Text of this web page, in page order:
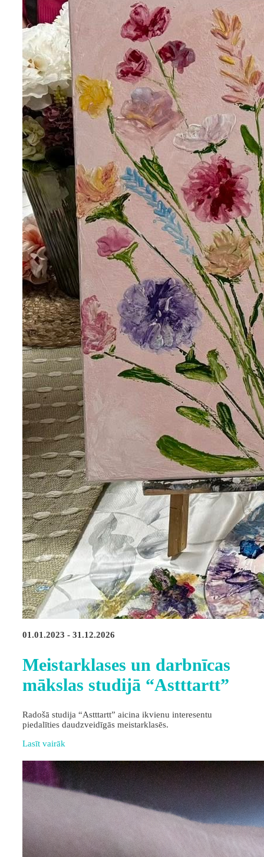
01.01.2023 - 31.12.2026
Meistarklases un darbnīcas
mākslas studijā “Astttartt”
Radošā studija “Astttartt” aicina ikvienu interesentu
piedalīties daudzveidīgās meistarklasēs.
Lasīt vairāk